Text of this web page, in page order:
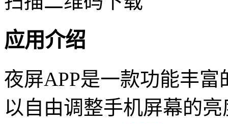
应用介绍
夜屏APP是一款功能丰
以自由调整手机屏幕的